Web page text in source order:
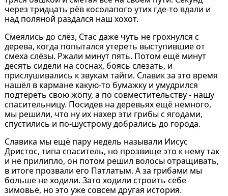
через тридцать рёв косолапого утих где-то вдали и
над поляной раздался наш хохот.
Смеялись до слёз, Стас даже чуть не грохнулся с
дерева, когда попытался утереть выступившие от
смеха слёзы. Ржали минут пять. Потом ещё минут
десять сидели на соснах, боясь слезать, и
прислушивались к звукам тайги. Славик за это время
нашёл в кармане какую-то бумажку и умудрился
подтереть свою жопу, а по совместительству - нашу
спасительницу. Посидев на деревьях ещё немного,
мы решили, что ну их нахер эти грибы с ягодами,
спустились и по-шустрому добрались до города.
Славика мы ещё пару недель называли Иисус
Дристос, типа спаситель, но прозвище это к нему так
и не прилипло, он потом решил волосы отращивать,
в итоге прозвали его Патлатым. А за грибами мы
больше не ходили. Зато ходили строить себе
зимовьё, но это уже совсем другая история.